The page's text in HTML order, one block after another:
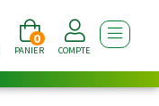
PANIER
0
COMPTE